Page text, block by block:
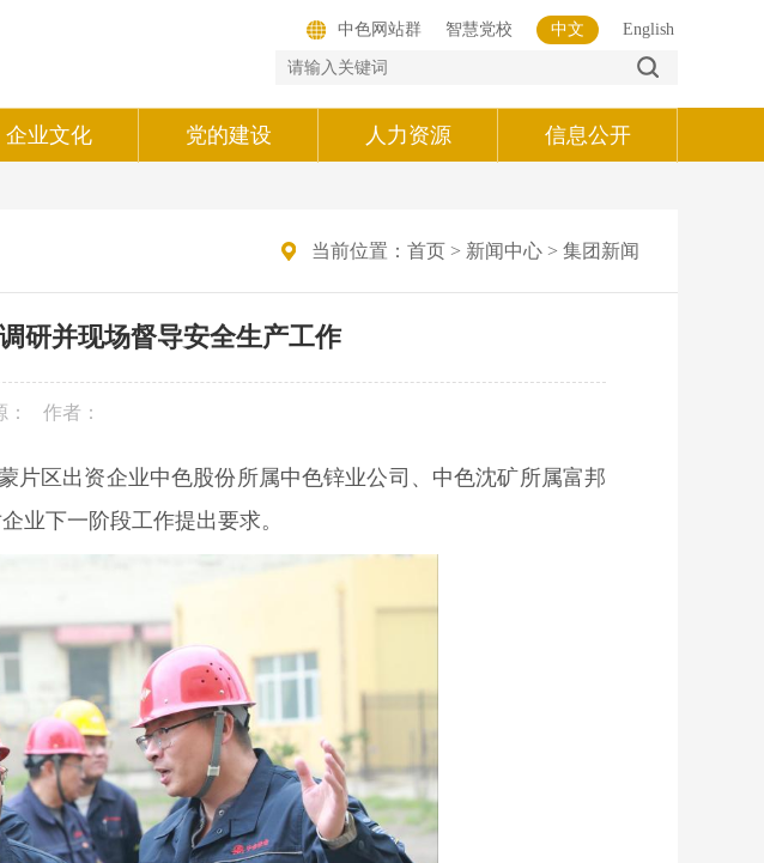
智慧党校 中文 English
中色网站群
企业文化 党的建设 人力资源 信息公开
当前位置： 首页 > 新闻中心 > 集团新闻
研并现场督导安全生产工作
作者：
片区出资企业中色股份所属中色锌业公司、中色沈矿所属富邦
业下一阶段工作提出要求。